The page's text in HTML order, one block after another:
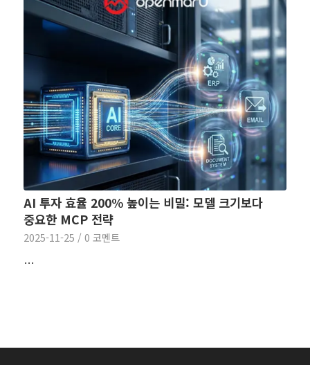
AI 투자 효율 200% 높이는 비밀: 모델 크기보다
중요한 MCP 전략
2025-11-25 / 0 코멘트
…